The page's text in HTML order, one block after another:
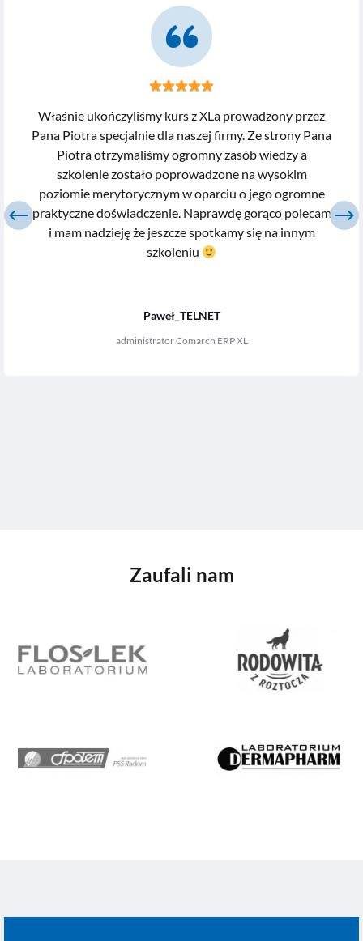
Właśnie ukończyliśmy kurs z XLa prowadzony przez
Pana Piotra specjalnie dla naszej firmy. Ze strony Pana
Piotra otrzymaliśmy ogromny zasób wiedzy a
szkolenie zostało poprowadzone na wysokim
poziomie merytorycznym w oparciu o jego ogromne
praktyczne doświadczenie. Naprawdę gorąco polecam
i mam nadzieję że jeszcze spotkamy się na innym
szkoleniu
Paweł_TELNET
administrator Comarch ERP XL
Zaufali nam